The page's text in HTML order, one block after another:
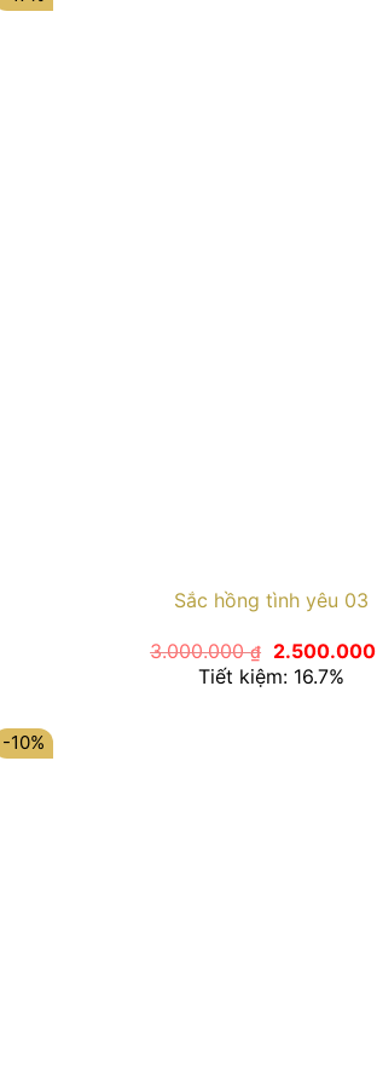
Sắc hồng tình yêu 03
3.000.000₫
Giá
gốc
là:
2.500.000
Tiết kiệm: 16.7%
-10%